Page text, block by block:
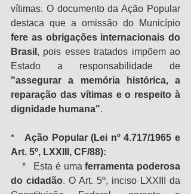
vítimas. O documento da Ação Popular
fere as obrigações internacionais do
Brasil , pois esses tratados impõem ao
"assegurar a memória histórica, a
reparação das vítimas e o respeito à
dignidade humana".
* Ação Popular (Lei nº 4.717/1965 e
Art. 5º, LXXIII, CF/88):
*   Esta é uma ferramenta poderosa
do cidadão. O Art. 5º, inciso LXXIII da